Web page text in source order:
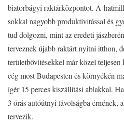
biatorbágyi raktárközpontot. A
sokkal nagyobb produktivitással és
tud dolgozni, mint az eredeti
terveznek újabb raktárt nyitni itthon,
területbővítésekkel már közel
cég most Budapesten és környékén
ígér 15 perces kiszállítási ablakkal.
3 órás autóútnyi távolságba érnének,
tervezik.